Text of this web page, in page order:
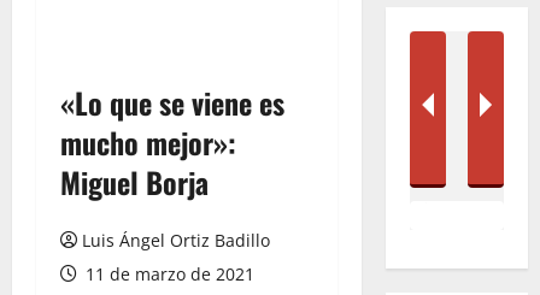
«Lo que se viene es
mucho mejor»:
Miguel Borja
Luis Ángel Ortiz Badillo
11 de marzo de 2021